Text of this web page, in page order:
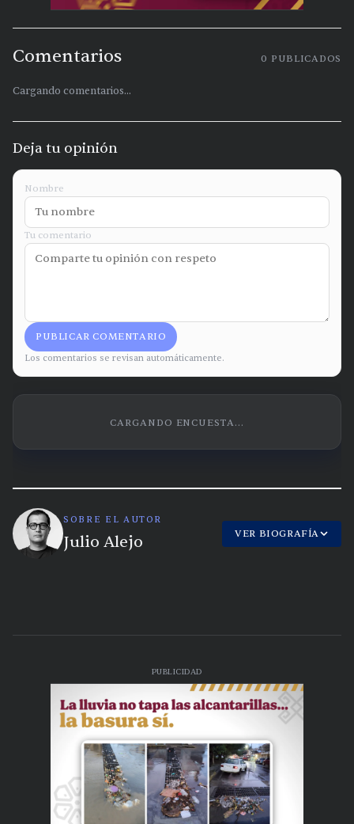
Comentarios 0 PUBLICADOS
Cargando comentarios...
Deja tu opinión
Nombre
Tu comentario
PUBLICAR COMENTARIO
Los comentarios se revisan automáticamente.
CARGANDO ENCUESTA...
SOBRE EL AUTOR
Julio Alejo VER BIOGRAFÍA
PUBLICIDAD